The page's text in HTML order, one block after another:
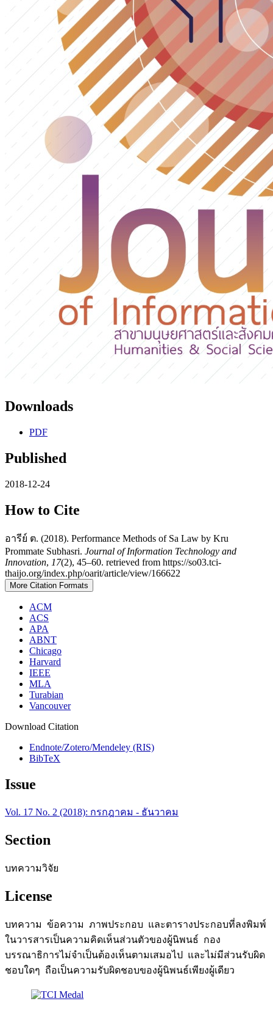
Downloads
PDF
Published
2018-12-24
How to Cite
อารีย์ ต. (2018). Performance Methods of Sa Law by Kru
Prommate Subhasri. Journal of Information Technology and
Innovation, 17(2), 45–60. retrieved from https://so03.tci-
thaijo.org/index.php/oarit/article/view/166622
More Citation Formats
ACM
ACS
APA
ABNT
Chicago
Harvard
IEEE
MLA
Turabian
Vancouver
Download Citation
Endnote/Zotero/Mendeley (RIS)
BibTeX
Issue
Vol. 17 No. 2 (2018): กรกฎาคม - ธันวาคม
Section
บทความวิจัย
License
บทความ ข้อความ ภาพประกอบ และตารางประกอบที่ลงพิมพ์
ในวารสารเป็นความคิดเห็นส่วนตัวของผู้นิพนธ์ กอง
บรรณาธิการไม่จำเป็นต้องเห็นตามเสมอไป และไม่มีส่วนรับผิด
ชอบใดๆ ถือเป็นความรับผิดชอบของผู้นิพนธ์เพียงผู้เดียว